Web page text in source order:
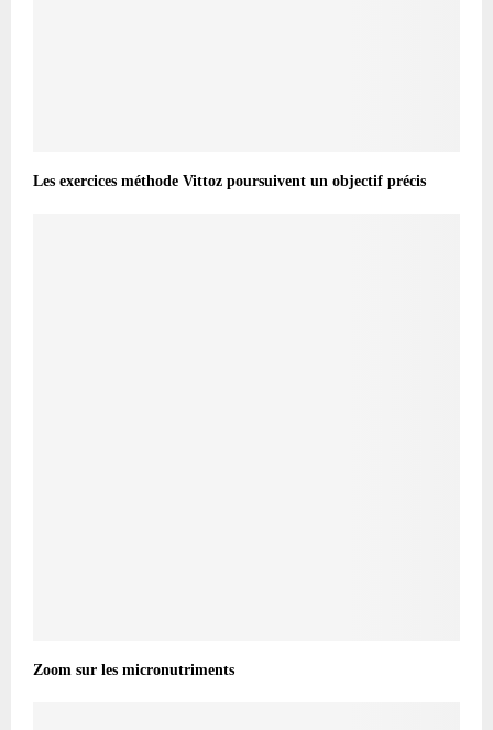
Les exercices méthode Vittoz poursuivent un objectif précis
Zoom sur les micronutriments